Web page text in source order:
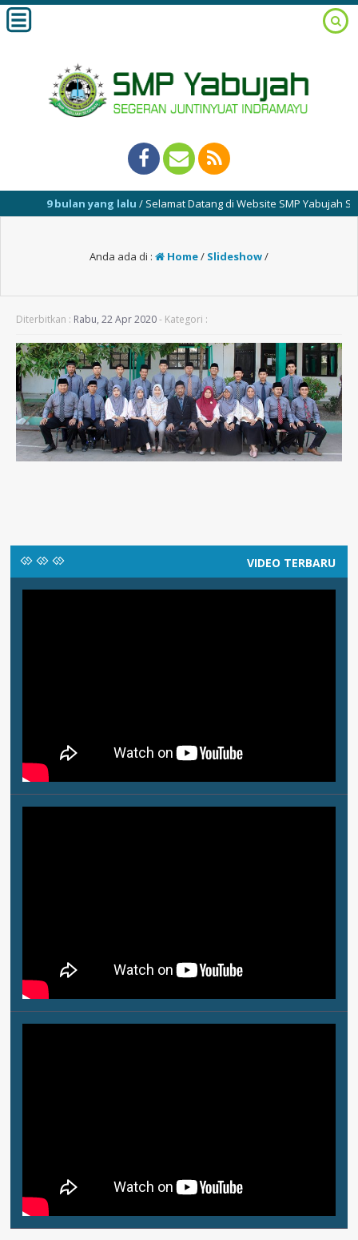
9 bulan yang lalu / Selamat Datang di Website SMP Yabujah
Anda ada di : Home/ Slideshow/
Diterbitkan : Rabu, 22 Apr 2020- Kategori :
VIDEO TERBARU